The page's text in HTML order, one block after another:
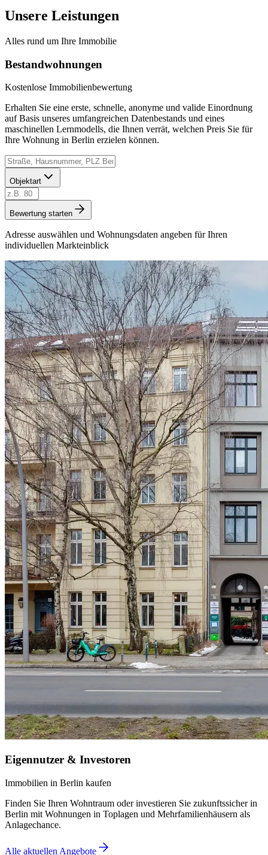
Unsere Leistungen
Alles rund um Ihre Immobilie
Bestandwohnungen
Kostenlose Immobilienbewertung
Erhalten Sie eine erste, schnelle, anonyme und valide Einordnung
auf Basis unseres umfangreichen Datenbestands und eines
maschinellen Lernmodells, die Ihnen verrät, welchen Preis Sie für
Ihre Wohnung in Berlin erzielen können.
Objektart
Bewertung starten
Adresse auswählen und Wohnungsdaten angeben für Ihren
individuellen Markteinblick
Eigennutzer & Investoren
Immobilien in Berlin kaufen
Finden Sie Ihren Wohntraum oder investieren Sie zukunftssicher in
Berlin mit Wohnungen in Toplagen und Mehrfamilienhäusern als
Anlagechance.
Alle aktuellen Angebote